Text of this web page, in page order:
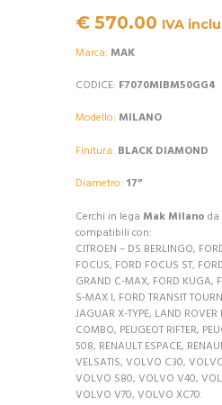
€ 570.00 IVA
Marca: MAK
CODICE: F7070MIBM50GG4
Modello: MILANO
Finitura: BLACK DIAMOND
Diametro: 17”
Cerchi in lega Mak Milano
compatibili con:
CITROEN – DS BERLINGO,
FOCUS, FORD FOCUS ST,
GRAND C-MAX, FORD KUGA,
S-MAX I, FORD TRANSIT
JAGUAR X-TYPE, LAND ROVER
COMBO, PEUGEOT RIFTER,
508, RENAULT ESPACE,
VELSATIS, VOLVO C30,
VOLVO S80, VOLVO V40,
VOLVO V70, VOLVO XC70.